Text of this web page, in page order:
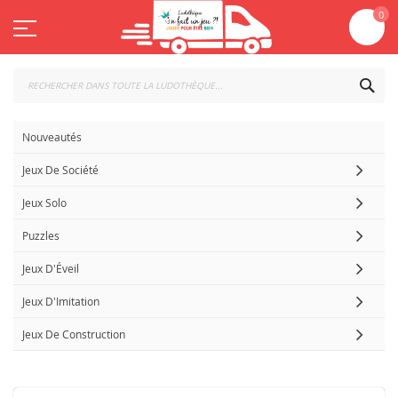
au
contenu
0
Nouveautés
Jeux De Société
Jeux Solo
Puzzles
Jeux D'Éveil
Jeux D'Imitation
Jeux De Construction